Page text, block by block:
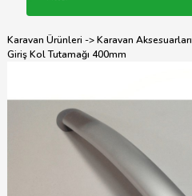
Karavan Ürünleri ->Karavan Aksesuarları
Giriş Kol Tutamağı 400mm